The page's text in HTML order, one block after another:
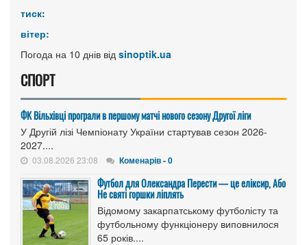
тиск:
вітер:
Погода на 10 днів від sinoptik.ua
СПОРТ
ФК Вільхівці програли в першому матчі нового сезону Другої ліги
У Другій лізі Чемпіонату України стартував сезон 2026-
2027....
03.08.2026 23:08 Коменарів - 0
Футбол для Олександра Перести — це еліксир, Або
Не святі горшки ліплять
Відомому закарпатському футболісту та
футбольному функціонеру виповнилося
65 років....